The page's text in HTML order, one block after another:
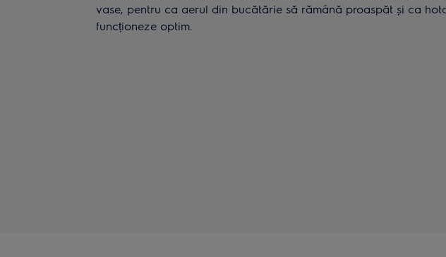
vase, pentru ca aerul din bucătărie să rămână proaspăt și ca
funcționeze optim.